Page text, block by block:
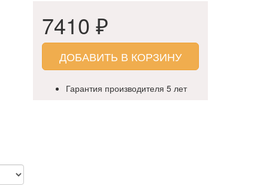
7410 ₽
ДОБАВИТЬ В КОРЗИНУ
Гарантия производителя 5 лет